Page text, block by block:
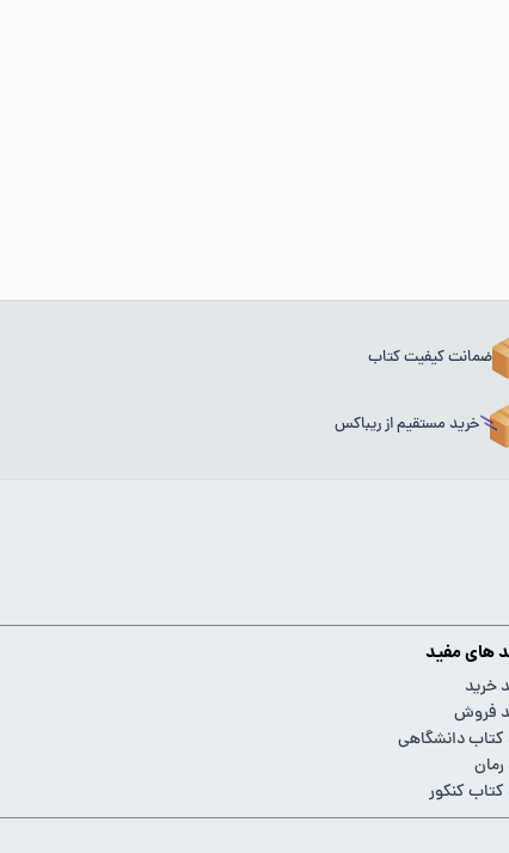
ضمانت کیفیت کتاب
خرید مستقیم از ریباکس
های مفید
خرید
فروش
کتاب دانشگاهی
کنکور